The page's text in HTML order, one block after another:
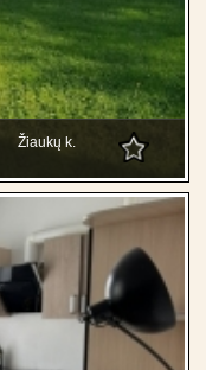
Žiaukų k.